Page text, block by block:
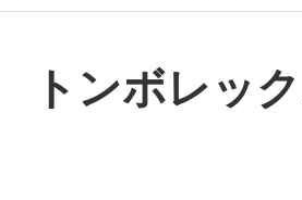
トンボレッ